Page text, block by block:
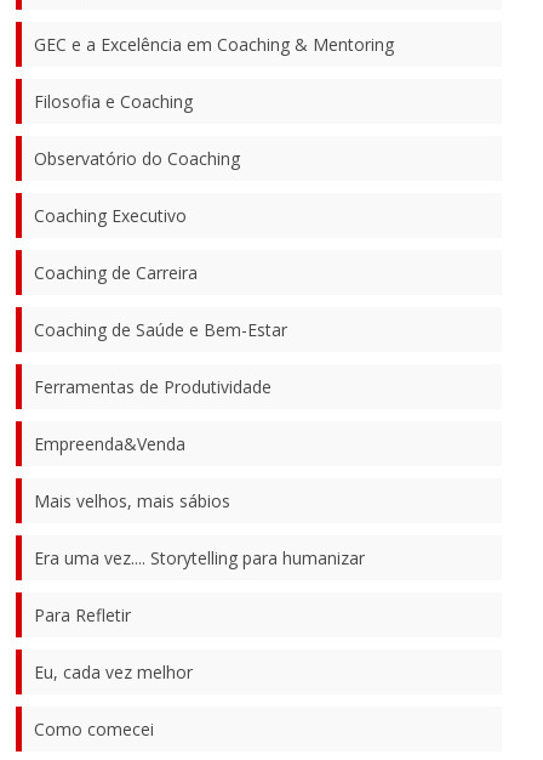
GEC e a Excelência em Coaching & Mentoring
Filosofia e Coaching
Observatório do Coaching
Coaching Executivo
Coaching de Carreira
Coaching de Saúde e Bem-Estar
Ferramentas de Produtividade
Empreenda&Venda
Mais velhos, mais sábios
Era uma vez.... Storytelling para humanizar
Para Refletir
Eu, cada vez melhor
Como comecei